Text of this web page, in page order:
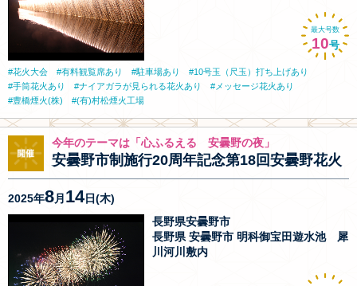
最大号数
10号
花火大会 有料観覧席あり 駐車場あり
10号玉（尺玉）打ち上げあり
手筒花火あり
ナイアガラが見られる花火あり
メッセージ花火あり
豊橋煙火(株)
(有)村松煙火工場
今年のテーマは「心ふるえる 安曇野の夜」
安曇野市制施行20周年記念第18回安曇野花火
2025年8月 14日(木)
長野県安曇野市
長野県 安曇野市 明科御宝田遊水池 犀
川河川敷内